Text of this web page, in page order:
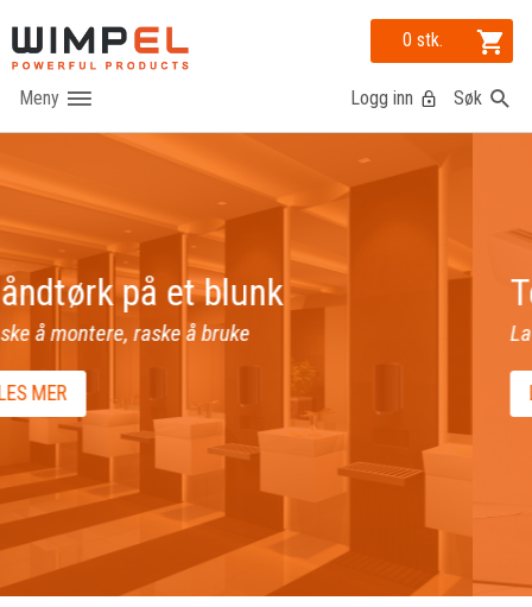
Søk
0 stk.
Logg inn
Telco varmelistene
Lav høyde | Høy effekt | Norsk kvalitet
LES MER